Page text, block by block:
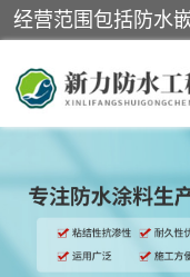
黑豹防水胶
乳化沥青防水涂料